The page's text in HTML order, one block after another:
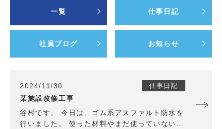
一覧 仕事日記
社員ブログ お知らせ
2024/11/30 仕事日記
某施設改修工事
谷村です。 今日は、ゴム系アスファルト防水を
行いました。 使った材料やまだ使っていない材